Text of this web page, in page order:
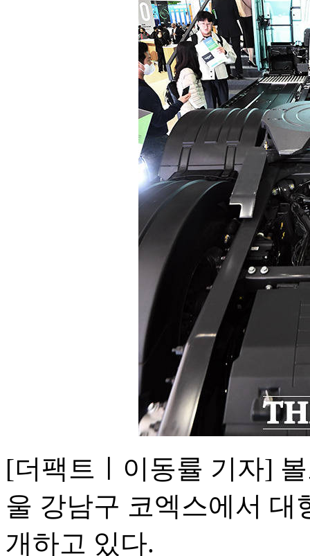
[더팩트ㅣ이동률 기자]
울 강남구 코엑스에서 대
개하고 있다.